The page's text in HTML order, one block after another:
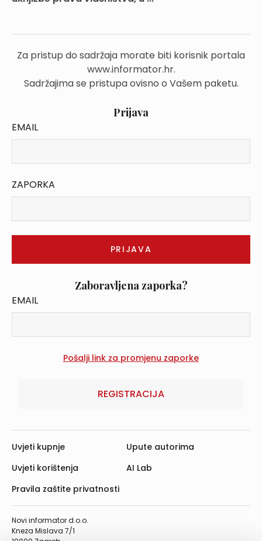
Za pristup do sadržaja morate biti korisnik portala
www.informator.hr.
Sadržajima se pristupa ovisno o Vašem paketu.
Prijava
EMAIL
ZAPORKA
Zaboravljena zaporka?
EMAIL
REGISTRACIJA
Novi informator d.o.o.
Kneza Mislava 7/1
Uvjeti kupnje
Uvjeti korištenja
Pravila zaštite privatnosti
Upute autorima
AI Lab